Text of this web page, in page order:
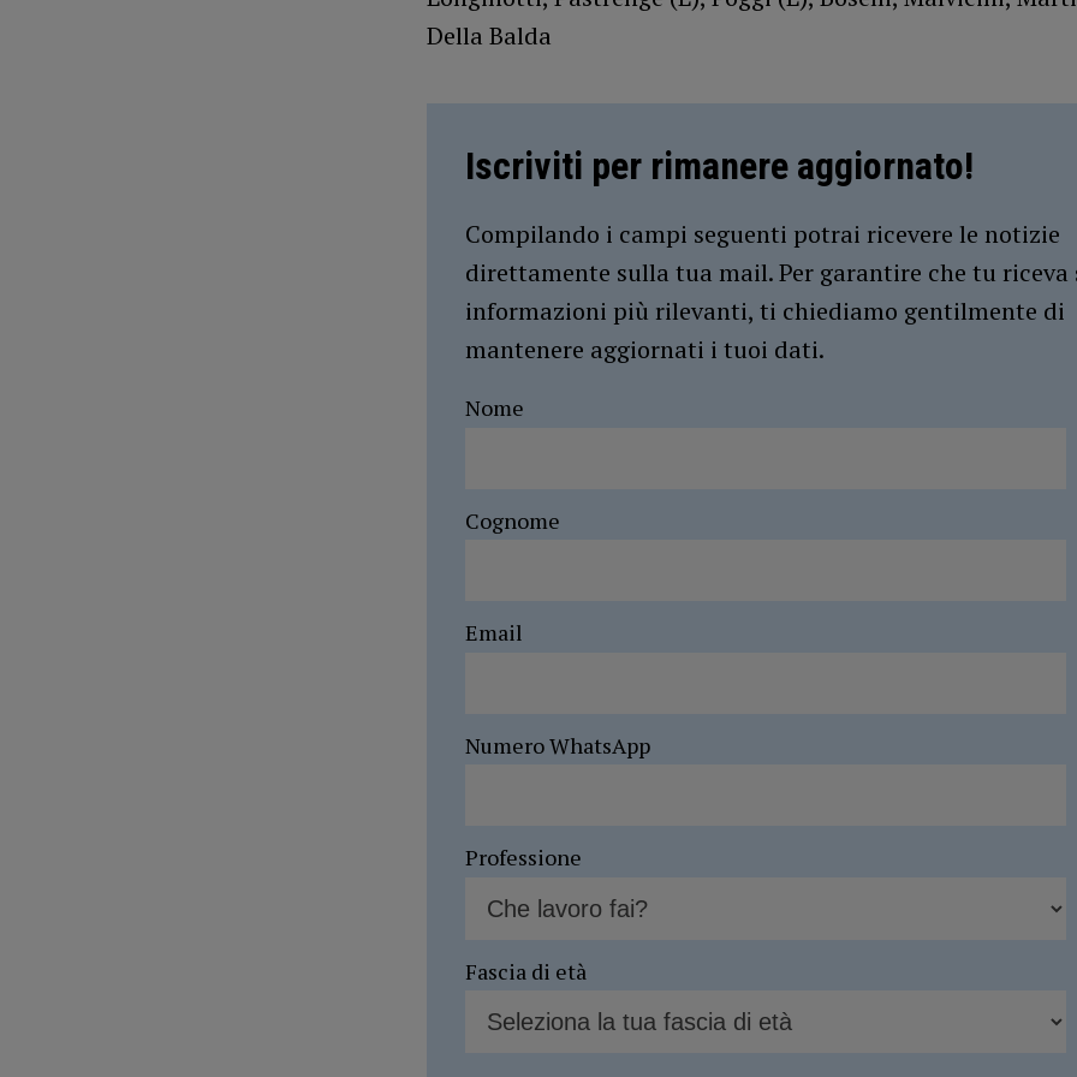
Della Balda
Iscriviti per rimanere aggiornato!
Compilando i campi seguenti potrai ricevere le notizie
direttamente sulla tua mail. Per garantire che tu riceva
informazioni più rilevanti, ti chiediamo gentilmente di
mantenere aggiornati i tuoi dati.
Nome
Cognome
Email
Numero WhatsApp
Professione
Fascia di età